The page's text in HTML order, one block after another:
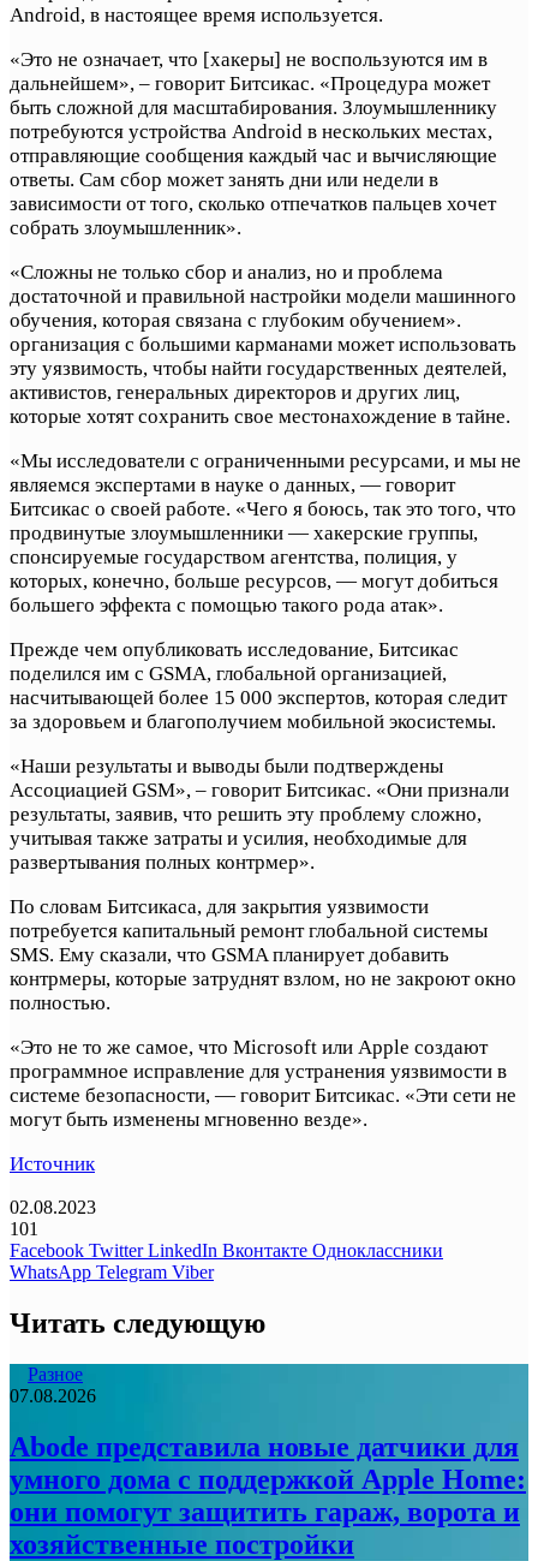
Android, в настоящее время используется.
«Это не означает, что [хакеры] не воспользуются им в
дальнейшем», – говорит Битсикас. «Процедура может
быть сложной для масштабирования. Злоумышленнику
потребуются устройства Android в нескольких местах,
отправляющие сообщения каждый час и вычисляющие
ответы. Сам сбор может занять дни или недели в
зависимости от того, сколько отпечатков пальцев хочет
собрать злоумышленник».
«Сложны не только сбор и анализ, но и проблема
достаточной и правильной настройки модели машинного
обучения, которая связана с глубоким обучением».
организация с большими карманами может использовать
эту уязвимость, чтобы найти государственных деятелей,
активистов, генеральных директоров и других лиц,
которые хотят сохранить свое местонахождение в тайне.
«Мы исследователи с ограниченными ресурсами, и мы не
являемся экспертами в науке о данных, — говорит
Битсикас о своей работе. «Чего я боюсь, так это того, что
продвинутые злоумышленники — хакерские группы,
спонсируемые государством агентства, полиция, у
которых, конечно, больше ресурсов, — могут добиться
большего эффекта с помощью такого рода атак».
Прежде чем опубликовать исследование, Битсикас
поделился им с GSMA, глобальной организацией,
насчитывающей более 15 000 экспертов, которая следит
за здоровьем и благополучием мобильной экосистемы.
«Наши результаты и выводы были подтверждены
Ассоциацией GSM», – говорит Битсикас. «Они признали
результаты, заявив, что решить эту проблему сложно,
учитывая также затраты и усилия, необходимые для
развертывания полных контрмер».
По словам Битсикаса, для закрытия уязвимости
потребуется капитальный ремонт глобальной системы
SMS. Ему сказали, что GSMA планирует добавить
контрмеры, которые затруднят взлом, но не закроют окно
полностью.
«Это не то же самое, что Microsoft или Apple создают
программное исправление для устранения уязвимости в
системе безопасности, — говорит Битсикас. «Эти сети не
могут быть изменены мгновенно везде».
Источник
02.08.2023
101
Facebook Twitter LinkedIn Вконтакте Одноклассники
WhatsApp Telegram Viber
Читать следующую
Разное
07.08.2026
Abode представила новые датчики для
умного дома с поддержкой Apple Home:
они помогут защитить гараж, ворота и
хозяйственные постройки